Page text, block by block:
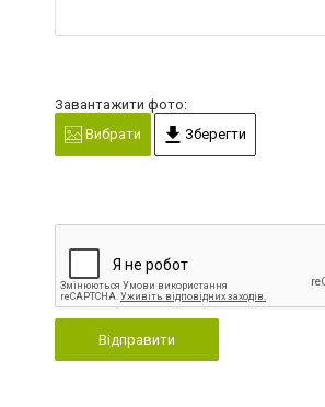
Завантажити фото:
Вибрати
Зберегти
Відправити